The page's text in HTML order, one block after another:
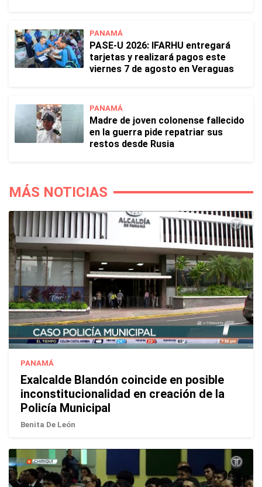
PANAMÁ
PASE-U 2026: IFARHU entregará
tarjetas y realizará pagos este
viernes 7 de agosto en Veraguas
PANAMÁ
Madre de joven colonense fallecido
en la guerra pide repatriar sus
restos desde Rusia
MÁS NOTICIAS
PANAMÁ
Exalcalde Blandón coincide en posible
inconstitucionalidad en creación de la
Policía Municipal
Benita De León